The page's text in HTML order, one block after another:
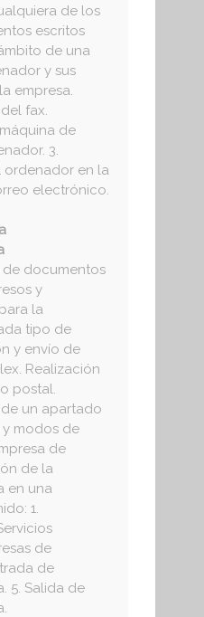
de los
escritos
de una
y sus
empresa.
fax.
de
3.
ordenador en la
electrónico.
de documentos
y
la
tipo de
y envío de
Realización
postal.
un apartado
modos de
de
de la
en una
1.
de
de
5. Salida de